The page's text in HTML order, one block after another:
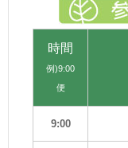
時間
例)9:00
便
9:00